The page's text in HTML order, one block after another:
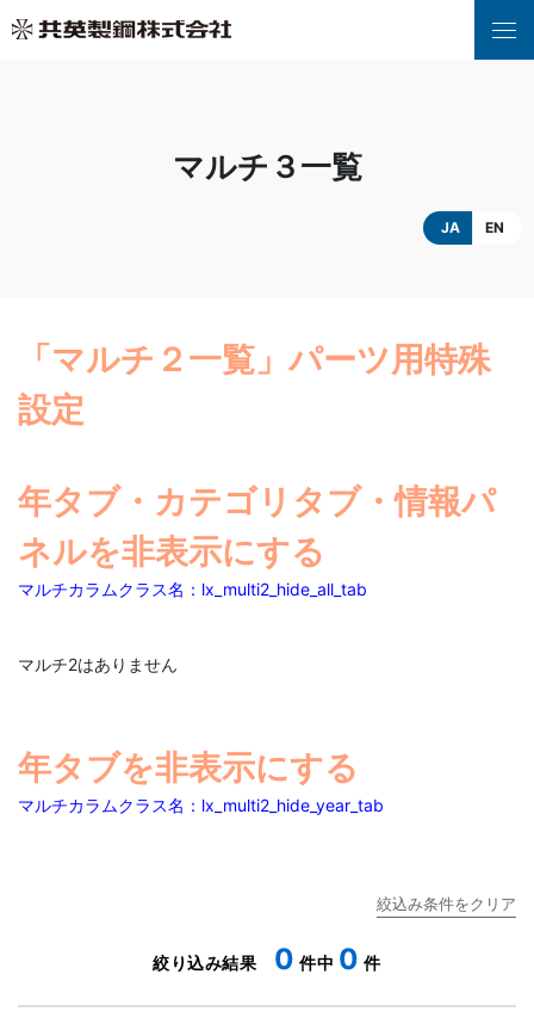
マルチ３一覧
JA EN
「マルチ２一覧」パーツ用特殊
設定
年タブ・カテゴリタブ・情報パ
ネルを非表示にする
マルチカラムクラス名：lx_multi2_hide_all_tab
マルチ2はありません
年タブを非表示にする
マルチカラムクラス名：lx_multi2_hide_year_tab
0 0